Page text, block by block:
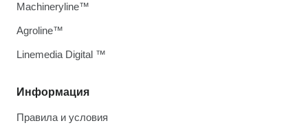
Информация
Правила и условия
Machineryline™
Agroline™
Linemedia Digital ™